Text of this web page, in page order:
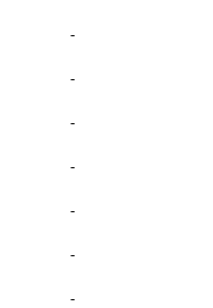
-
-
-
-
-
-
-